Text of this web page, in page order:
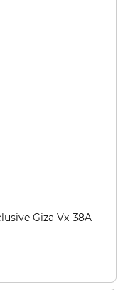
Giza Vx-38A